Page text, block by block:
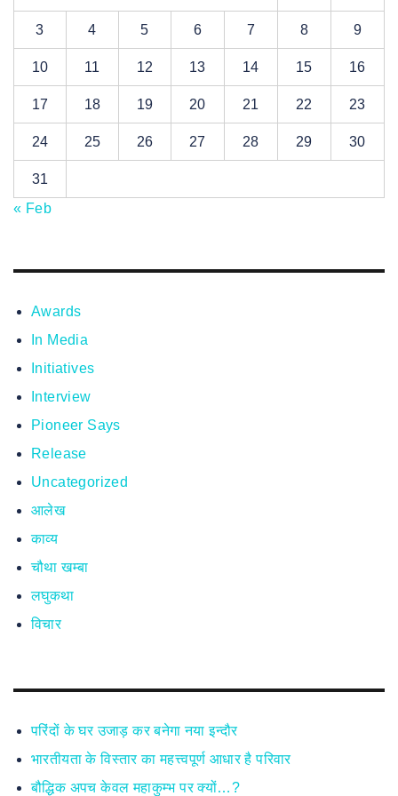
3 4 5 6 7 8 9
10 11 12 13 14 15 16
17 18 19 20 21 22 23
24 25 26 27 28 29 30
31
« Feb
Awards
In Media
Initiatives
Interview
Pioneer Says
Release
Uncategorized
आलेख
काव्य
चौथा खम्बा
लघुकथा
विचार
परिंदों के घर उजाड़ कर बनेगा नया इन्दौर
भारतीयता के विस्तार का महत्त्वपूर्ण आधार है परिवार
बौद्धिक अपच केवल महाकुम्भ पर क्यों…?